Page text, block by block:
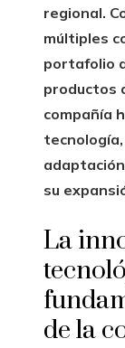
regional.
múltiples
portafolio
productos
compañía
su
La
de la